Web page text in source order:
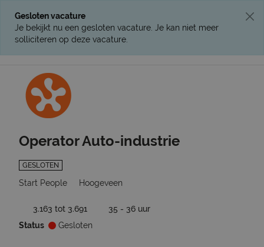
Gesloten vacature
Je bekijkt nu een gesloten vacature. Je kan niet meer
solliciteren op deze vacature.
Operator Auto-industrie
GESLOTEN
Start People Hoogeveen
3.163 tot 3.691
35 - 36 uur
Status
Gesloten